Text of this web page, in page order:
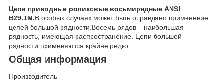
Цепи приводные роликовые восьмирядные ANSI
B29.1M.В особых случаях может быть оправдано применение
цепей большой рядности.Восемь рядов – наибольшая
рядность, имеющая распространение. Цепи большей
рядности применяются крайне редко.
Общая информация
Производитель